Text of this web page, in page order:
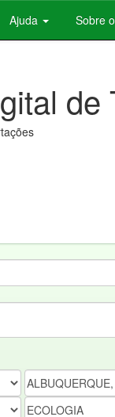
Ajuda Sobre